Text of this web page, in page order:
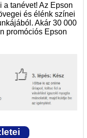
tanévet! Az Epson
és élénk színei
Akár 30 000
promóciós Epson